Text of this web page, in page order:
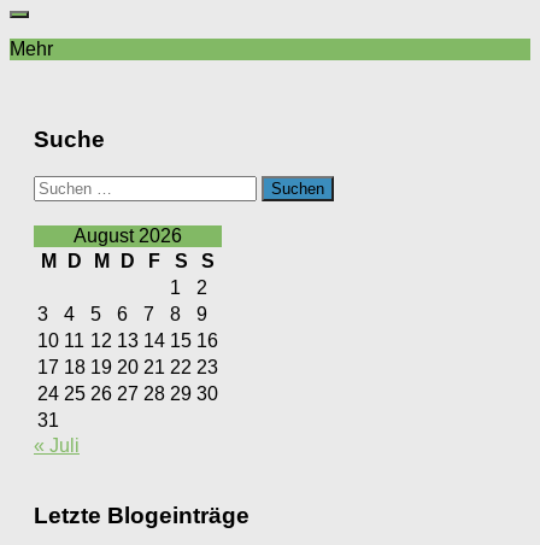
Mehr
Suche
Suchen
nach:
August 2026
M
D M D F S
S
1
2
3
4 5 6 7 8
9
10 11 12 13 14 15 16
17 18 19 20 21 22 23
24 25 26 27 28 29 30
31
« Juli
Letzte Blogeinträge